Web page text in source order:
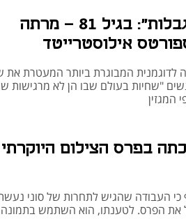
"עולם לנשים ללא מגבלות": בגיל 81 - מרתה
אילוסטרייטד
לדוגמנית המבוגרת ביותר המעטרת
נשים "שחיות בעולם שבו הן לא מרגישות
המגזין
בפרס הצילום היוקרתי
כי העבודה שהגיש לתחרות של סוני
את הפרס. לטענתו, הוא השתמש בתמונה